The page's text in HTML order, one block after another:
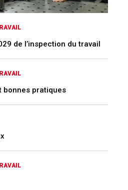
de l’inspection du travail
bonnes pratiques